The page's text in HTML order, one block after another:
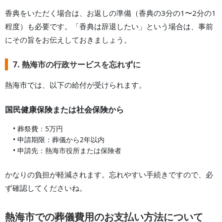
香典をいただく場合は、お返しの準備（香典の3分の1〜2分の1
程度）も必要です。「香典は辞退したい」という場合は、事前
にその旨をお伝えしておきましょう。
7. 熱海市の行政サービスを忘れずに
熱海市では、以下の給付が受けられます。
国民健康保険または社会保険から
• 葬祭費：5万円
• 申請期限：葬儀から2年以内
• 申請先： 熱海市役所または保険者
かなりの負担が軽減されます。忘れやすい手続きですので、必
ず確認してくださいね。
熱海市での葬儀費用のお支払い方法について